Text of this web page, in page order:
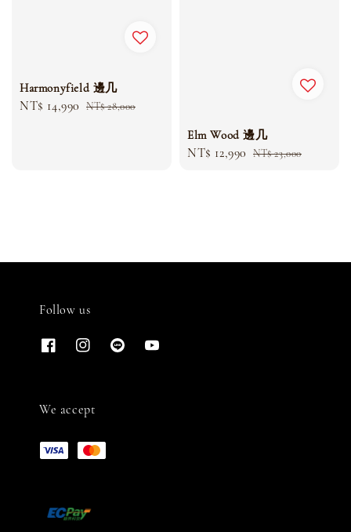
Harmonyfield 邊几
Sale
NT$ 14,990 Regular
NT$ 28,000
Elm Wood 邊几
Sale
NT$ 12,990 Regular
NT$ 23,000
Follow us
We accept